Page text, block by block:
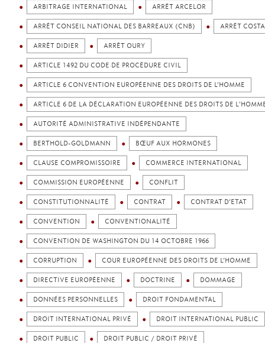
ARBITRAGE INTERNATIONAL ARRÊT ARCELOR
ARRÊT CONSEIL NATIONAL DES BARREAUX (CNB) ARRÊT COSTA
ARRÊT DIDIER ARRÊT OURY
ARTICLE 1492 DU CODE DE PROCÉDURE CIVIL
ARTICLE 6 CONVENTION EUROPÉENNE DES DROITS DE L’HOMME
ARTICLE 6 DE LA DÉCLARATION EUROPÉENNE DES DROITS DE
AUTORITÉ ADMINISTRATIVE INDÉPENDANTE
BERTHOLD-GOLDMANN BŒUF AUX HORMONES
CLAUSE COMPROMISSOIRE COMMERCE INTERNATIONAL
COMMISSION EUROPÉENNE CONFLIT
CONSTITUTIONNALITÉ CONTRAT CONTRAT D’ETAT
CONVENTION CONVENTIONALITÉ
CONVENTION DE WASHINGTON DU 14 OCTOBRE 1966
CORRUPTION COUR EUROPÉENNE DES DROITS DE L’HOMME
DIRECTIVE EUROPÉENNE DOCTRINE DOMMAGE
DONNÉES PERSONNELLES DROIT FONDAMENTAL
DROIT INTERNATIONAL PRIVÉ DROIT INTERNATIONAL PUBLIC
DROIT PUBLIC DROIT PUBLIC / DROIT PRIVÉ